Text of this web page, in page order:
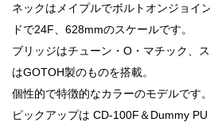
ネックはメイプルでボルトオンジョイ
ドで24F、628mmのスケールです。
ブリッジはチューン・O・マチック、
はGOTOH製のものを搭載。
個性的で特徴的なカラーのモデルです。
ピックアップは CD-100F＆Dummy